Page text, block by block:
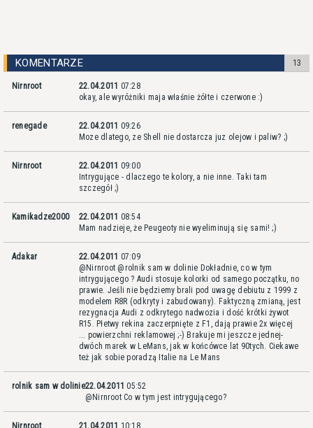
KOMENTARZE 13
Nirnroot 22.04.2011 07:28
okay, ale wyróżniki maja właśnie żółte i czerwone :)
renegade 22.04.2011 09:26
Moze dlatego, ze Shell nie dostarcza juz olejow i paliw? ;)
Nirnroot 22.04.2011 09:00
Intrygujące - dlaczego te kolory, a nie inne. Taki tam
szczegół ;)
Kamikadze2000 22.04.2011 08:54
Mam nadzieje, że Peugeoty nie wyeliminują się sami! ;)
Adakar 22.04.2011 07:09
@Nirnroot @rolnik sam w dolinie Dokładnie, co w tym
intrygującego ? Audi stosuje kolorki od samego początku, no
prawie. Jeśli nie będziemy brali pod uwagę debiutu z 1999 z
modelem R8R (odkryty i zabudowany). Faktyczną zmianą, jest
rezygnacja Audi z odkrytego nadwozia i dość krótki żywot
R15. Płetwy rekina zaczerpnięte z F1, dają prawie 2x więcej
... powierzchni reklamowej ;-) Brakuje mi jeszcze jednej-
dwóch marek w LeMans, jak w końcówce lat 90tych. Ciekawe
też jak sobie poradzą Italie na Le Mans
rolnik sam w dolinie22.04.2011 05:52
@Nirnroot Co w tym jest intrygującego?
Nirnroot 21.04.2011 10:18